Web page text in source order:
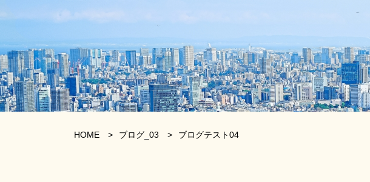
HOME > ブログ_03 > ブログテスト04